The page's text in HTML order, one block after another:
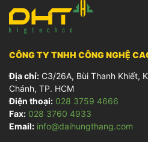
CÔNG TY TNHH CÔNG NGHỆ
Địa chỉ: C3/26A, Bùi Thanh Khiết,
Chánh, TP. HCM
Điện thoại: 028 3759 4666
Fax: 028 3760 4933
Email: info@daihungthang.com